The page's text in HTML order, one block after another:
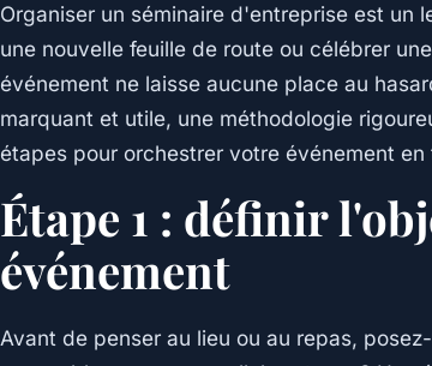
Organiser un séminaire d'entreprise est un
une nouvelle feuille de route ou célébrer
événement ne laisse aucune place au
marquant et utile, une méthodologie
étapes pour orchestrer votre événement en
Étape 1 : définir
événement
Avant de penser au lieu ou au repas,